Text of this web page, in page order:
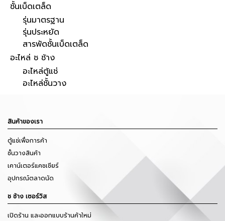
ชั้นเบ็ดเตล็ด
รุ่นมาตรฐาน
รุ่นประหยัด
สารพัดชั้นเบ็ดเตล็ด
อะไหล่ ช ช้าง
อะไหล่ตู้แช่
อะไหล่ชั้นวาง
สินค้าของเรา
ตู้แช่เพื่อการค้า
ชั้นวางสินค้า
เคาน์เตอร์แคชเชียร์
อุปกรณ์ตลาดนัด
ช ช้าง เซอร์วิส
เปิดร้าน และออกแบบร้านค้าใหม่